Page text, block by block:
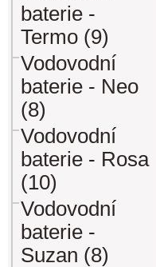
baterie -
Termo (9)
Vodovodní
baterie - Neo
(8)
Vodovodní
baterie - Rosa
(10)
Vodovodní
baterie -
Suzan (8)